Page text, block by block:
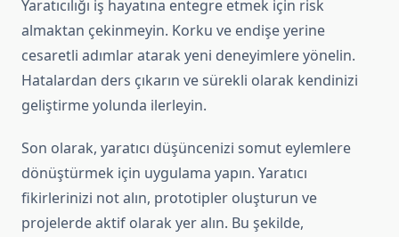
Yaratıcılığı iş hayatına entegre etmek için risk
almaktan çekinmeyin. Korku ve endişe yerine
cesaretli adımlar atarak yeni deneyimlere yönelin.
Hatalardan ders çıkarın ve sürekli olarak kendinizi
geliştirme yolunda ilerleyin.
Son olarak, yaratıcı düşüncenizi somut eylemlere
dönüştürmek için uygulama yapın. Yaratıcı
fikirlerinizi not alın, prototipler oluşturun ve
projelerde aktif olarak yer alın. Bu şekilde,